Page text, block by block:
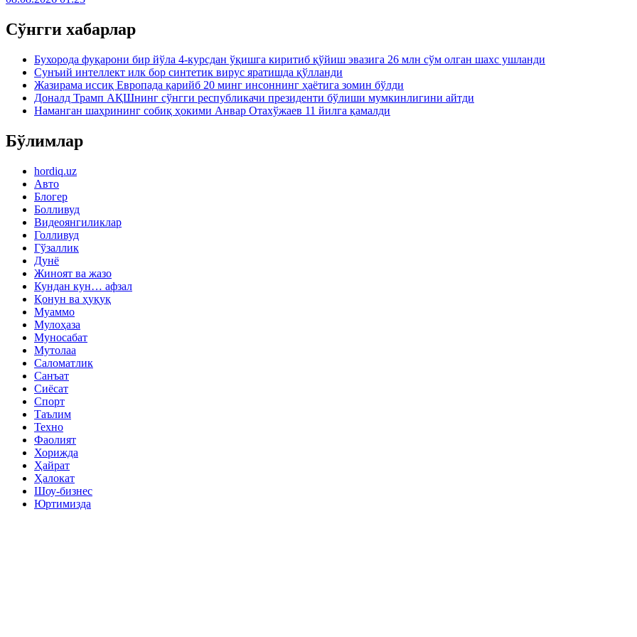
Сўнгги хабарлар
Бухорода фуқарони бир йўла 4-курсдан ўқишга киритиб қўйиш эвазига 26 млн сўм олган шахс ушланди
Сунъий интеллект илк бор синтетик вирус яратишда қўлланди
Жазирама иссиқ Европада қарийб 20 минг инсоннинг ҳаётига зомин бўлди
Доналд Трамп АҚШнинг сўнгги республикачи президенти бўлиши мумкинлигини айтди
Наманган шаҳрининг собиқ ҳокими Анвар Отахўжаев 11 йилга қамалди
Бўлимлар
hordiq.uz
Авто
Блогер
Болливуд
Видеоянгиликлар
Голливуд
Гўзаллик
Дунё
Жиноят ва жазо
Кундан кун… афзал
Қонун ва ҳуқуқ
Муаммо
Мулоҳаза
Муносабат
Мутолаа
Саломатлик
Санъат
Сиёсат
Спорт
Таълим
Техно
Фаолият
Хорижда
Ҳайрат
Ҳалокат
Шоу-бизнес
Юртимизда